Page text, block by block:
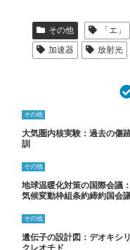
その他 「エ」
加速器
放射光
その他
大気圏内核実験：過去の傷
訓
その他
地球温暖化対策の国際会議
気候変動枠組条約締約国会
その他
遺伝子の設計図：デオキシ